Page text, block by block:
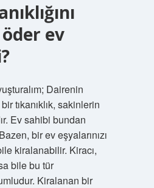
öder ev
Dairenin
tıkanıklık, sakinlerin
Ev sahibi bundan
bir ev eşyalarınızı
kiralanabilir. Kiracı,
bile bu tür
Kiralanan bir